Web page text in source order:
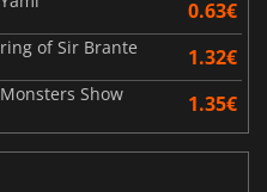
0.63€
of Sir Brante 1.32€
Show 1.35€